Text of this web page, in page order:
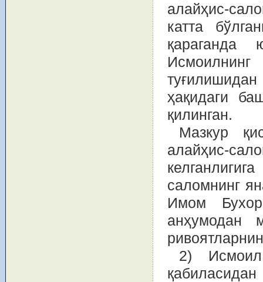
алайҳис-
катта
қараганда
туғилишидан
ҳақидаги
қилинган.
Мазкур
алайҳис-
саломнинг
Имом
анҳумодан
2)
қабиласидан